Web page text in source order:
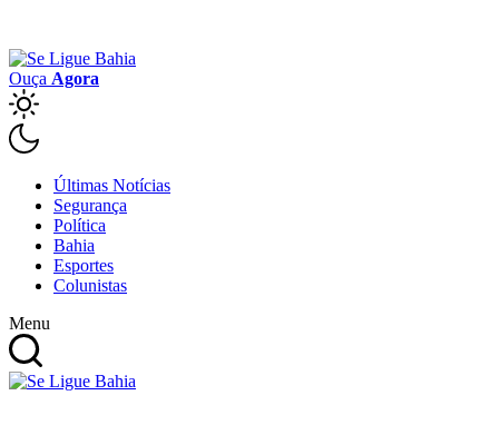
Ouça Agora
Últimas Notícias
Segurança
Política
Bahia
Esportes
Colunistas
Menu